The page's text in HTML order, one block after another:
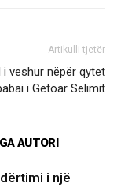
Artikulli tjetër
i veshur nëpër qytet
i Getoar Selimit
AUTORI
i një